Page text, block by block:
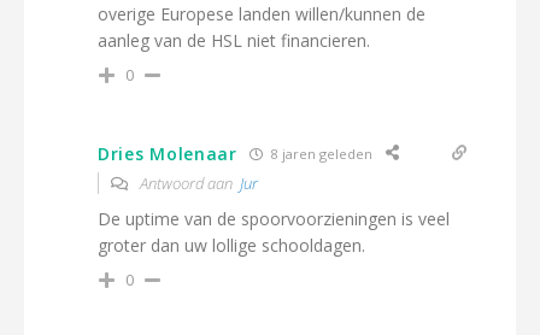
overige Europese landen willen/kunnen de
aanleg van de HSL niet financieren.
0
Dries Molenaar 8 jaren geleden
Antwoord aan Jur
De uptime van de spoorvoorzieningen is veel
groter dan uw lollige schooldagen.
0